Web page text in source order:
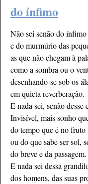
do ínfimo
Não sei senão do ínfimo
e do murmúrio das
as que não chegam à
comoa sombra ou o
desenhando-se sob os
em quieta reverberação.
E nada sei, senão desse
Invisível, mais sonho
do tempo que é no fruto
ou do que sabe ser sol,
do breve e da passagem.
E nada sei dessa
dos homens, das suas